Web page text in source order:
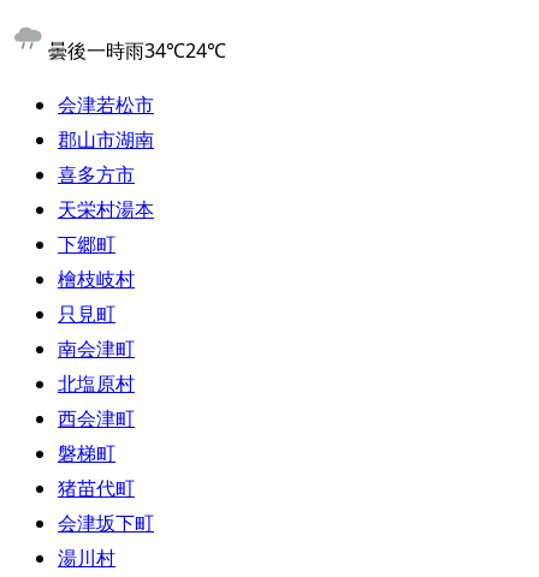
曇後一時雨34℃24℃
会津若松市
郡山市湖南
喜多方市
天栄村湯本
下郷町
檜枝岐村
只見町
南会津町
北塩原村
西会津町
磐梯町
猪苗代町
会津坂下町
湯川村